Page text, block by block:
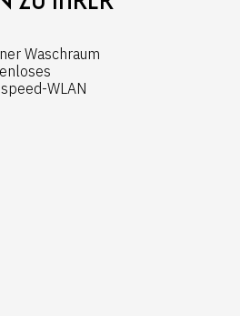
Waschraum
WLAN